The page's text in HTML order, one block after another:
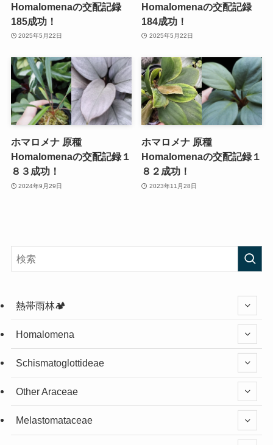
Homalomenaの交配記録
185成功！
2025年5月22日
Homalomenaの交配記録
184成功！
2025年5月22日
ホマロメナ 原種
Homalomenaの交配記録１
８３成功！
2024年9月29日
ホマロメナ 原種
Homalomenaの交配記録１
８２成功！
2023年11月28日
熱帯雨林🏕️
Homalomena
Schismatoglottideae
Other Araceae
Melastomataceae